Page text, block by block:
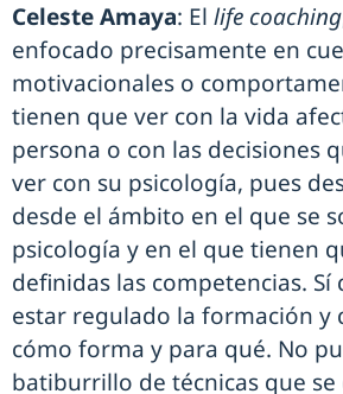
Celeste Amaya: El life coaching
enfocado precisamente en
motivacionales o
tienen que ver con la vida
persona o con las decisiones
ver con su psicología, pues
desde el ámbito en el que se
psicología y en el que tienen
definidas las competencias. Sí
estar regulado la formación y
cómo forma y para qué. No
batiburrillo de técnicas que